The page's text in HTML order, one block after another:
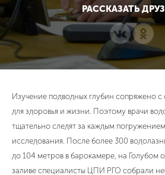
РАССКАЗАТЬ
Изучение подводных глубин сопряжено
для здоровья и жизни. Поэтому врачи
тщательно следят за каждым
исследования. После более 300
до 104 метров в барокамере, на Голубом
заливе специалисты ЦПИ РГО собрали